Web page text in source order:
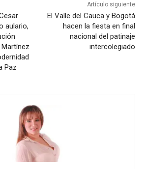
aulario,
Paz
Artículo siguiente
El Valle del Cauca y Bogotá
hacen la fiesta en final
nacional del patinaje
intercolegiado